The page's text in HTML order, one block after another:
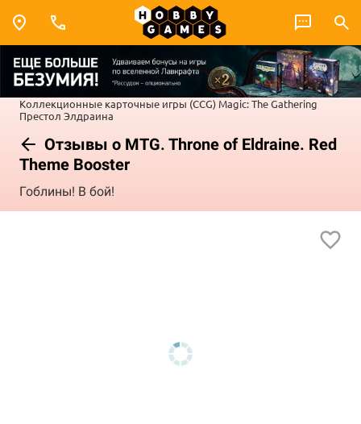
Коллекционные карточные игры (CCG) Magic: The Gathering
Престол Элдраина
Отзывы о MTG. Throne of Eldraine. Red
Theme Booster
Гоблины! В бой!